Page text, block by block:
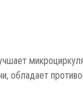
обладает